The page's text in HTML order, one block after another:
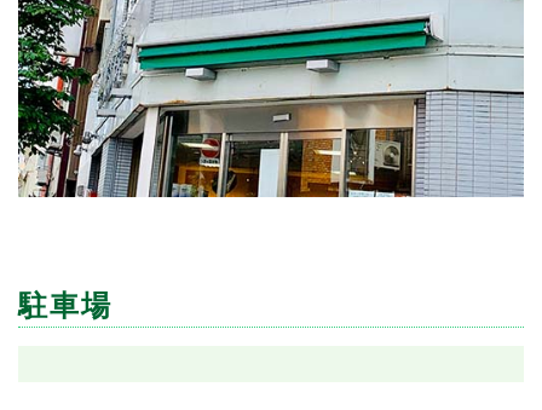
駐車場